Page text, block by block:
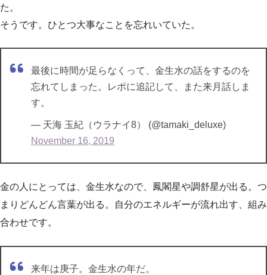
た。
そうです。ひとつ大事なことを忘れいていた。
最後に時間が足らなくって、金生水の話をするのを
忘れてしまった。レポに追記して、また来月話しま
す。
— 天海 玉紀（ウラナイ8） (@tamaki_deluxe)
November 16, 2019
金の人にとっては、金生水なので、鳳閣星や調舒星が出る。つ
まりどんどん言葉が出る。自分のエネルギーが流れ出す、組み
合わせです。
来年は庚子。金生水の年だ。